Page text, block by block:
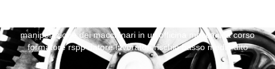
manipolazione dei macchinari in un’officina meccanica corso
formatore rspp datore lavoratori rischio basso medio alto